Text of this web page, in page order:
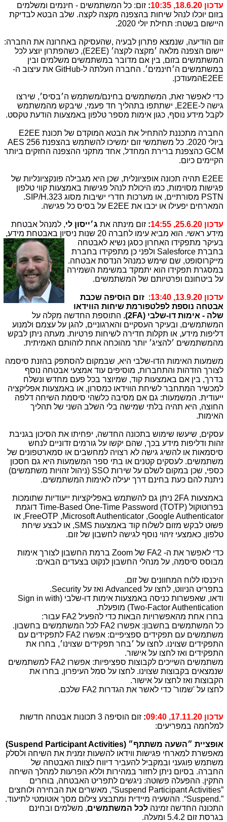
עדכון 18.6.20, 10:35 : זום: כל המשתמשים - חינמים ומשלמים
בזום יוכלו לנהל שיחות בהצפנה מקצה לקצה. שלב הבטא לבדיקת
היישום בשטח: תחילת יולי 2020.
זום הודיעה, שנמצא פתרון לבעיה ,שהעסיקה באחרונה את החברה:
יישום הצפנה מלאה ׳מקצה לקצה׳ (E2EE), כשהפתרון יוצע לכל
המשתמשים בזום, בין אם מדובר במשתמשים משלמים ובין
במשתמשים ה׳חינמים׳. החברה העלתה ל-GitHub את עיצוב ה-
E2EEהמעודכן.
כדי לאפשר זאת, המשתמשים בחינם/משתמש ה׳בסיס׳, שירצו
גישה ל-E2EE, ישתתפו בתהליך חד פעמי, שיבקש מהמשתמש
לקבל מידע נוסף, כגון אימות מספר טלפון באמצעות הודעת טקסט.
החברה מתכננת להתחיל את הבטא המוקדם של תכונת E2EE
ביולי 2020. כל משתמשי זום ימשיכו להשתמש בהצפנת
AES 256
GCM כהצפנת ברירת המחדל, אחד מתקני ההצפנה החזקים ביותר
הקיימים כיום.
E2EE תהיה תכונה אופציונלית, שכן היא מגבילה פונקציונליות של
פגישות מסוימות, כמו היכולת לנהל פגישות באמצעות קווי טלפון
PSTN מסורתיים, או מערכות חדרי ישיבות מסוג SIP/H.323
.
המארחים יפעילו או יכבו את E2EE על בסיס כל פגישה.
עדכון 25.6.20, 14:55 : זום מינתה את ג׳ייסון לי, למנהל אבטחת
מידע ראשי. הוא מביא עימו לחברה 20 שנות ניסיון באבטחת
מידע,
בעיקר מתפקידו האחרון כסגן נשיא לאבטחה
בחברת Salesforce ולפני כן מתפקידו בחברת
מייקרוסופט, שם שימש כמנהל הנדסת אבטחה.
במסגרת תפקידו הוא יתמקד במשימת השמירה
על ביטחונם ופרטיותם של המשתמשים.
עדכון 13.9.20, 13:40 : זום הוסיפה שכבת
אבטחה נוספת לפלטפורמת שיחות הווידאו
שלה - אימות דו-שלבי (2FA
). התוספת החדשה מקלה על
המשתמשים, ובעיקר העסקיים והארגוניים, להגן על עצמם ולמנוע
דליפות מידע, או תקלות חדירה לשיחות פרטיות. מעתה ניתן לבקש
מהמשתמשים ׳להציג׳ יותר מהוכחה אחת לזהותם האמיתית.
משמעות האימות הדו-שלבי היא, שבמקום להסתפק בהזנת סיסמה
לצורך הזדהות והתחברות, מוסיפים עוד אמצעי אבטחה נוסף
בדרך, בין אם באמצעות קוד, שמיוצר בכל פעם מחדש ונשלח
למכשיר המתחבר לשיחת הווידאו כמסרון, או באמצעות אפליקציה
ייעודית. המשמעות: גם אם מסיבה כלשהי סיסמת השיחה דלפה
החוצה, היא תהיה בלתי שמישה בלי השלב השני של תהליך
האימות.
עסקים, שיעשו שימוש בתכונה החדשה, יפחיתו את הסיכון בגניבת
זהות ודליפות מידע בכך, שהם יקשו על גורמים זדוניים לנחש
סיסמאות או להשיג גישה לא רצויה למחשבים או סמארטפונים של
משתמשים. לעסקים קטנים או בתי ספר המשמעות היא גם חסכון
כספי, שכן במקום לשלם על שירות SSO (ניהול זהויות משתמשים)
ניתנת להם כעת בחינם דרך יעילה לאימות המשתמשים.
באמצעות 2FA ניתן גם להשתמש באפליקציות ייעודיות שתומכות
בפרוטוקול Time-Based One-Time Password (TOTP) דוגמת
Google Authenticator
,
Microsoft Authenticator
,
FreeOTP, או
פשוט לבקש מזום לשלוח קוד באמצעות SMS, או לבצע שיחת
טלפון, כאמצעי זיהוי נוסף לגישה לחשבון של זום.
כדי לאפשר את ה- 2 FA של Zoom ברמת החשבון לצורך אימות
מבוסס סיסמה, על מנהלי החשבון לנקוט בצעדים הבאים:
היכנסו ללוח המחוונים של זום.
בתפריט הניווט, לחצו על Advanced ואז על Security
.
ודאו, שאפשרות כניסה באמצעות אימות דו-שלבי (Sign in with
Two-Factor Authentication) מופעלת.
בחרו אחת מהאפשרויות הבאות כדי להפעיל 2
FA עבור:
כל המשתמשים בחשבון: אפשרו 2
FA לכל המשתמשים בחשבון.
משתמשים עם תפקידים ספציפיים: אפשרו 2
FA לתפקידים עם
התפקידים שצוינו. לחצו על ׳בחר תפקידים שצוינו׳, בחרו את
התפקידים ואז לחצו על אישור.
משתמשים השייכים לקבוצות ספציפיות: אפשרו 2
FA למשתמשים
שנמצאים בקבוצות שצוינו. לחצו על סמל העיפרון, בחרו את
הקבוצות ואז לחצו על אישור.
לחצו על 'שמור' כדי לאשר את הגדרות 2
FA שלכם.
עדכון 17.11.20, 09:40 :
זום הוסיפה 3 תכונות אבטחה חדשות
למלחמה במפריעים:
אופציית ״השעה משתתף״ (Suspend Participant Activities
)
מאפשרת למארחי פגישות ווידאו להשעות זמנית את השיחה ולסלק
משתמש פוגעני ובמקביל להעביר דיווח לצוות האבטחה של
החברה. בסיום ניתן לחזור במהירות וללא הפרעות למהלך השיחה
התקין. ההפעלה פשוטה: ניגשים לתפריט האבטחה, בוחרים
“Suspend Participant Activities”, מאשרים את הבחירה ולוחצים
“Suspend.”. ההשעיה מיידית ומתבצע צילום מסך אוטומטי לתיעוד.
התכונה החדשה זמינה לכל המשתמשים, משלמים ובחינם
בגרסת זום 5.4.2 ומעלה.